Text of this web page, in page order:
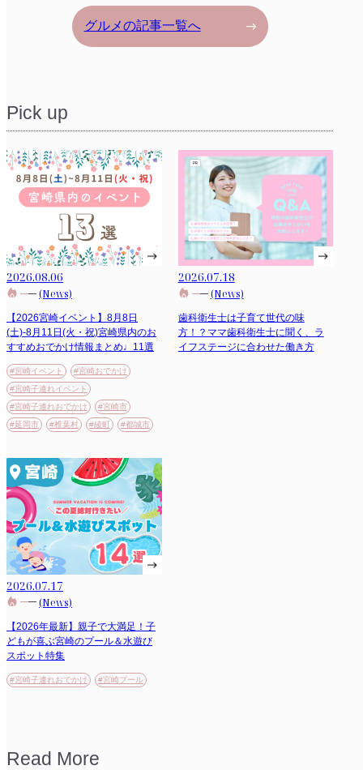
グルメの記事一覧へ
Pick up
2026.08.06
(News)
【2026宮崎イベント】8月8日
(土)-8月11日(火・祝)宮崎県内のお
すすめおでかけ情報まとめ♩11選
#宮崎イベント
#宮崎おでかけ
#宮崎子連れイベント
#宮崎子連れおでかけ
#宮崎市
#延岡市
#椎葉村 #綾町 #都城市
2026.07.18
(News)
歯科衛生士は子育て世代の味
方！？ママ歯科衛生士に聞く、ラ
イフステージに合わせた働き方
2026.07.17
(News)
【2026年最新】親子で大満足！子
どもが喜ぶ宮崎のプール＆水遊び
スポット特集
#宮崎子連れおでかけ #宮崎プール
Read More